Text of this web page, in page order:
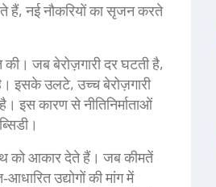
हैं, नई नौकरियों का सृजन करते
की। जब बेरोज़गारी दर घटती है,
इसके उलटे, उच्च बेरोज़गारी
इस कारण से नीतिनिर्माताओं
को आकार देते हैं। जब कीमतें
उद्योगों की मांग में